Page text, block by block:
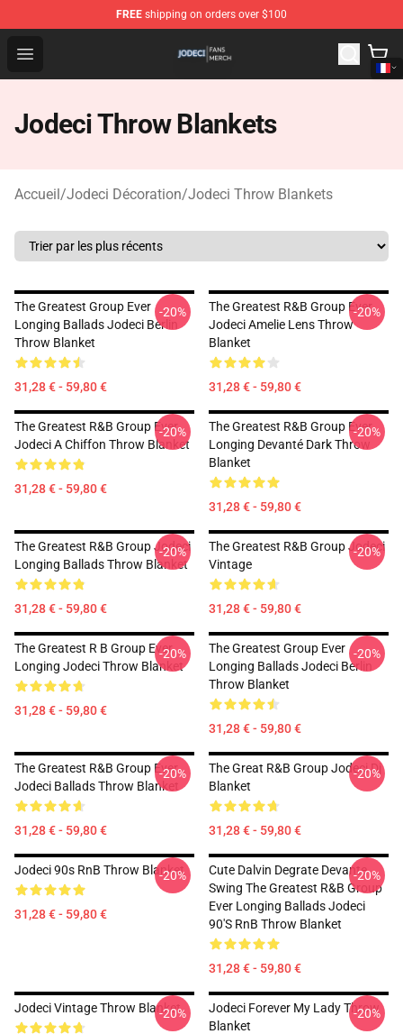
FREE shipping on orders over $100
Open menu
Jodeci Shop - Official Jodeci Merchandise Store
Jodeci Throw Blankets
Accueil/Jodeci Décoration/Jodeci Throw Blankets
The Greatest Group Ever
Longing Ballads Jodeci Berlin
Throw Blanket
31,28 € - 59,80 €
-20%
The Greatest R&B Group Ever
Jodeci Amelie Lens Throw
Blanket
31,28 € - 59,80 €
-20%
The Greatest R&B Group Ever
Jodeci A Chiffon Throw Blanket
31,28 € - 59,80 €
-20%
The Greatest R&B Group Ever
Longing Devanté Dark Throw
Blanket
31,28 € - 59,80 €
-20%
The Greatest R&B Group Jodeci
Longing Ballads Throw Blanket
31,28 € - 59,80 €
-20%
The Greatest R&B Group Jodeci
Vintage
31,28 € - 59,80 €
-20%
The Greatest R B Group Ever
Longing Jodeci Throw Blanket
31,28 € - 59,80 €
-20%
The Greatest Group Ever
Longing Ballads Jodeci Berlin
Throw Blanket
31,28 € - 59,80 €
-20%
The Greatest R&B Group Ever
Jodeci Ballads Throw Blanket
31,28 € - 59,80 €
-20%
The Great R&B Group Jodeci Dj
Blanket
31,28 € - 59,80 €
-20%
Jodeci 90s RnB Throw Blanket
31,28 € - 59,80 €
-20%
Cute Dalvin Degrate Devante
Swing The Greatest R&B Group
Ever Longing Ballads Jodeci
90's RnB Throw Blanket
31,28 € - 59,80 €
-20%
Jodeci Vintage Throw Blanket
-20%
Jodeci Forever My Lady Throw
Blanket
-20%